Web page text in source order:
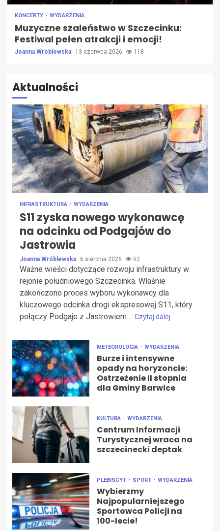
KONCERTY WYDARZENIA
Muzyczne szaleństwo w Szczecinku:
Festiwal pełen atrakcji i emocji!
Joanna Wróblewska 13 czerwca 2026 118
Aktualności
INFRASTRUKTURA WYDARZENIA
S11 zyska nowego wykonawcę
na odcinku od Podgajów do
Jastrowia
Joanna Wróblewska 6 sierpnia 2026 52
Ważne wieści dotyczące rozwoju infrastruktury w
rejonie południowego Szczecinka. Właśnie
zakończono proces wyboru wykonawcy dla
kluczowego odcinka drogi ekspresowej S11, który
połączy Podgaje z Jastrowiem.... Czytaj dalej
METEOROLOGIA WYDARZENIA
Burze i intensywne
opady na horyzoncie:
Ostrzeżenie II stopnia
dla Gminy Barwice
KULTURA WYDARZENIA
Centrum Informacji
Turystycznej wraca na
szczecinecki deptak
PLEBISCYT SPORT WYDARZENIA
Wybierzmy
Najpopularniejszego
Sportowca Policji na
100-lecie!